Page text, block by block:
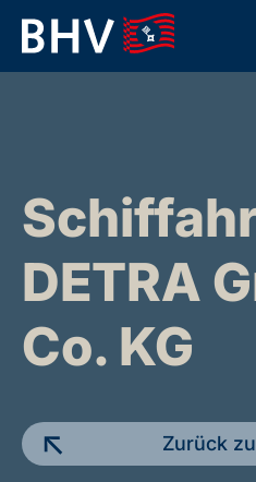
Skip
DETRA
Co. KG
Zurück